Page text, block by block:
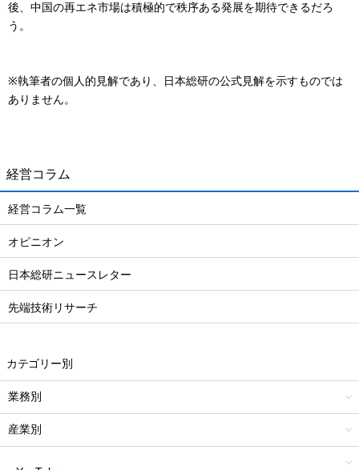
後、中国の再エネ市場は積極的で秩序ある発展を期待できるだろ
う。
※執筆者の個人的見解であり、日本総研の公式見解を示すものでは
ありません。
経営コラム
経営コラム一覧
オピニオン
日本総研ニュースレター
先端技術リサーチ
カテゴリー別
業務別
産業別